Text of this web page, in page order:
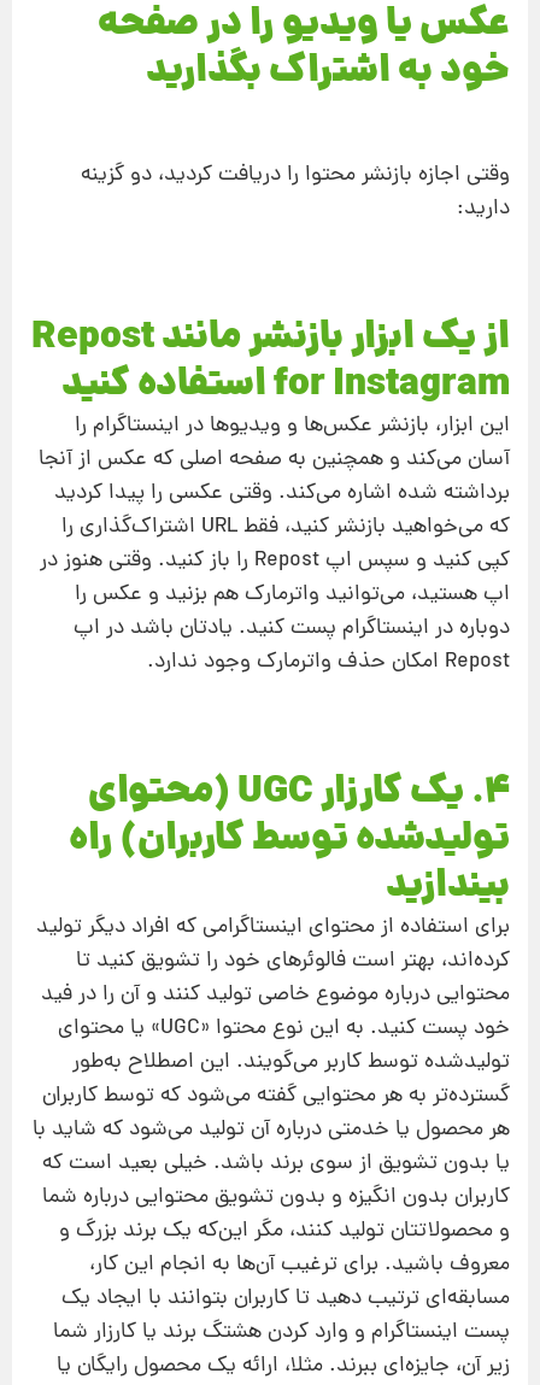
عکس یا ویدیو را در صفحه
خود به اشتراک بگذارید
وقتی اجازه بازنشر محتوا را دریافت کردید، دو گزینه
دارید:
از یک ابزار بازنشر مانند Repost
for Instagram استفاده کنید
این ابزار، بازنشر عکس‌ها و ویدیوها در اینستاگرام را
آسان می‌کند و همچنین به صفحه اصلی که عکس از آنجا
برداشته شده اشاره می‌کند. وقتی عکسی را پیدا کردید
که می‌خواهید بازنشر کنید، فقط URL اشتراک‌گذاری را
کپی کنید و سپس اپ Repost را باز کنید. وقتی هنوز در
اپ هستید، می‌توانید واترمارک هم بزنید و عکس را
دوباره در اینستاگرام پست کنید. یادتان باشد در اپ
Repost امکان حذف واترمارک وجود ندارد.
4. یک کارزار UGC (محتوای
تولید‌شده توسط کاربران) راه
بیندازید
برای استفاده از محتوای اینستاگرامی که افراد دیگر تولید
کرده‌اند، بهتر است فالوئرهای خود را تشویق کنید تا
محتوایی درباره موضوع خاصی تولید کنند و آن را در فید
خود پست کنید. به این نوع محتوا «UGC» یا محتوای
تولیدشده توسط کاربر می‌گویند. این اصطلاح به‌طور
گسترده‌تر به هر محتوایی گفته می‌شود که توسط کاربران
هر محصول یا خدمتی درباره آن تولید می‌شود که شاید با
یا بدون تشویق از سوی برند باشد. خیلی بعید است که
کاربران بدون انگیزه و بدون تشویق محتوایی درباره شما
و محصولاتتان تولید کنند، مگر این‌که یک برند بزرگ و
معروف باشید. برای ترغیب آن‌ها به انجام این کار،
مسابقه‌ای ترتیب دهید تا کاربران بتوانند با ایجاد یک
پست اینستاگرام و وارد کردن هشتگ برند یا کارزار شما
زیر آن، جایزه‌ای ببرند. مثلا، ارائه یک محصول رایگان یا